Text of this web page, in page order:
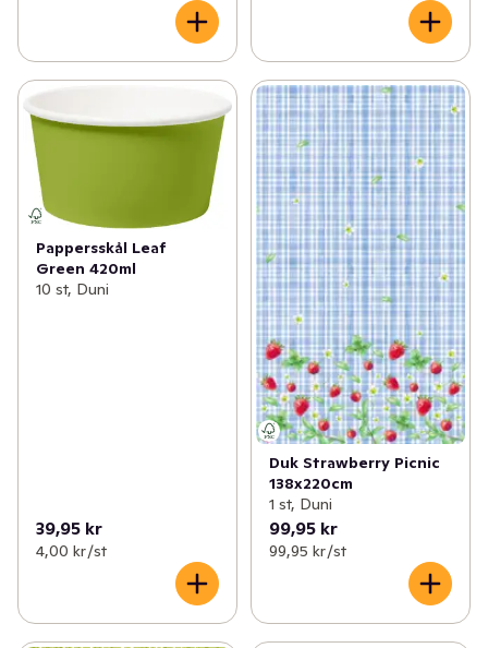
Pappersskål Leaf
Green 420ml
10 st, Duni
39,95 kr
4,00 kr /st
Duk Strawberry Picnic
138x220cm
1 st, Duni
99,95 kr
99,95 kr /st